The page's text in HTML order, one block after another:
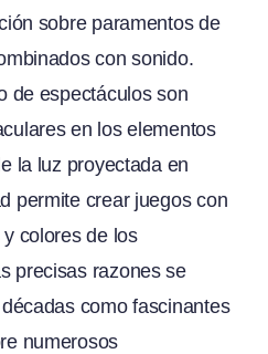
sobre paramentos de
con sonido.
de espectáculos son
en los elementos
la luz proyectada en
permite crear juegos con
colores de los
precisas razones se
como fascinantes
numerosos